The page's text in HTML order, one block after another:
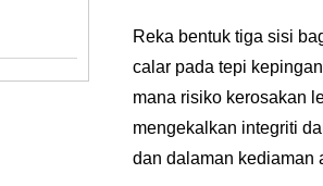
Reka bentuk tiga sisi
calar pada tepi
mana risiko kerosakan
mengekalkan integriti
dan dalaman kediaman